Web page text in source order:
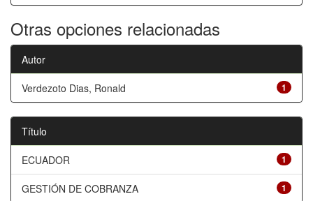
Otras opciones relacionadas
Autor
1
Verdezoto Dias, Ronald
Título
1
ECUADOR
1
GESTIÓN DE COBRANZA